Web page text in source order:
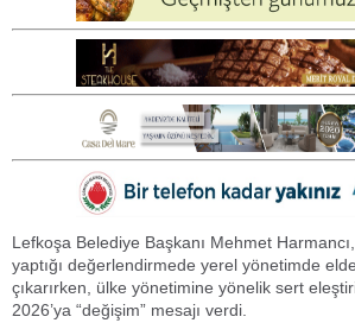
Lefkoşa Belediye Başkanı Mehmet
yaptığı değerlendirmede yerel yönetimde
çıkarırken, ülke yönetimine yönelik sert
2026’ya “değişim” mesajı verdi.